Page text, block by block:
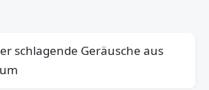
schlagende Geräusche aus